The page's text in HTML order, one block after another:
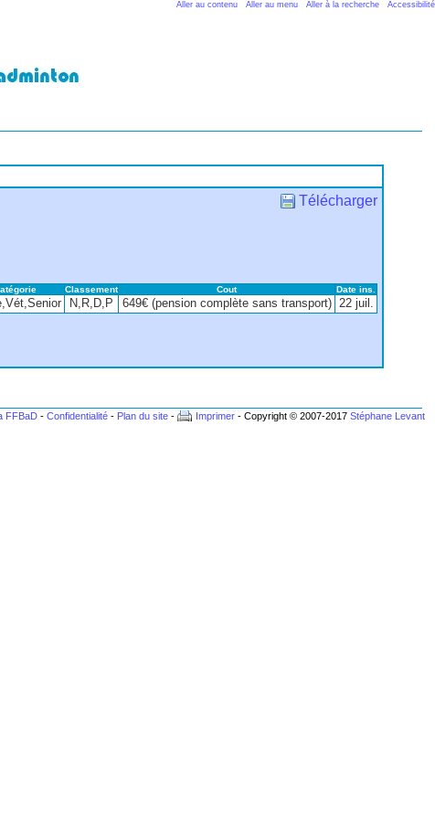
Aller au contenu Aller au menu Aller à la recherche Accessibilité
Télécharger
Classement Cout Date ins.
N,R,D,P 649€ (pension complète sans transport) 22 juil.
FFBaD -Confidentialité - Plan du site - Imprimer - Copyright © 2007-2017Stéphane Levant